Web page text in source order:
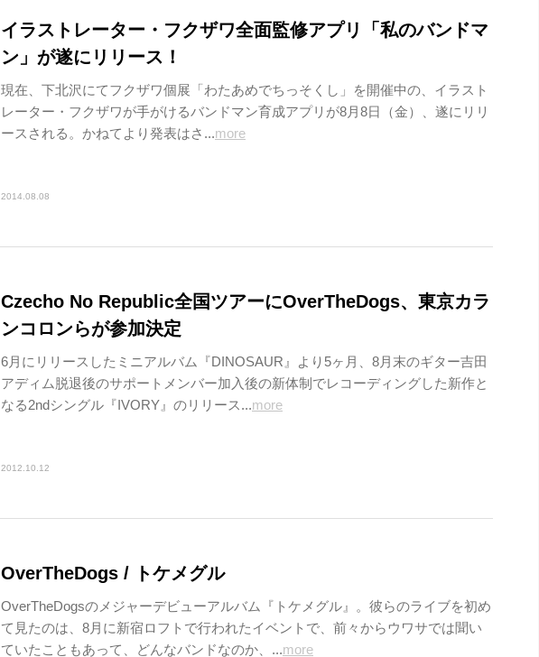
イラストレーター・フクザワ全面監修アプリ「私のバンドマ
ン」が遂にリリース！
現在、下北沢にてフクザワ個展「わたあめでちっそくし」を開催中の、イラスト
レーター・フクザワが手がけるバンドマン育成アプリが8月8日（金）、遂にリリ
ースされる。かねてより発表はさ...more
2014.08.08
Czecho No Republic全国ツアーにOverTheDogs、東京カラ
ンコロンらが参加決定
6月にリリースしたミニアルバム『DINOSAUR』より5ヶ月、8月末のギター吉田
アディム脱退後のサポートメンバー加入後の新体制でレコーディングした新作と
なる2ndシングル『IVORY』のリリース...more
2012.10.12
OverTheDogs / トケメグル
OverTheDogsのメジャーデビューアルバム『トケメグル』。彼らのライブを初め
て見たのは、8月に新宿ロフトで行われたイベントで、前々からウワサでは聞い
ていたこともあって、どんなバンドなのか、...more